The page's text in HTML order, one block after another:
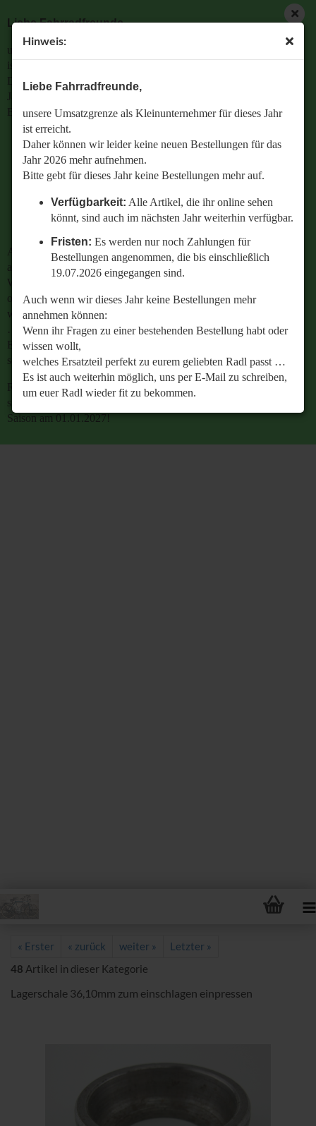
Hinweis:
Liebe Fahrradfreunde,
unsere Umsatzgrenze als Kleinunternehmer für dieses Jahr
ist erreicht.
Daher können wir leider keine neuen Bestellungen für das
Jahr 2026 mehr aufnehmen.
Bitte gebt für dieses Jahr keine Bestellungen mehr auf.
Verfügbarkeit: Alle Artikel, die ihr online sehen
könnt, sind auch im nächsten Jahr weiterhin verfügbar.
Fristen: Es werden nur noch Zahlungen für
Bestellungen angenommen, die bis einschließlich
19.07.2026 eingegangen sind.
Auch wenn wir dieses Jahr keine Bestellungen mehr
annehmen können:
Wenn ihr Fragen zu einer bestehenden Bestellung habt oder
wissen wollt,
welches Ersatzteil perfekt zu eurem geliebten Radl passt …
Es ist auch weiterhin möglich, uns per E-Mail zu schreiben,
um euer Radl wieder fit zu bekommen.
Retrobike wünscht euch eine gesunde Radlzeit und freut
Liebe Fahrradfreunde,
unsere Umsatzgrenze als Kleinunternehmer für dieses Jahr
ist erreicht.
Daher können wir leider keine neuen Bestellungen für das
Jahr 2026 mehr aufnehmen.
Bitte gebt für dieses Jahr keine Bestellungen mehr auf.
Verfügbarkeit: Alle Artikel, die ihr online sehen
könnt, sind auch im nächsten Jahr weiterhin
verfügbar.
Bestellungen angenommen, die bis einschließlich
19.07.2026 eingegangen sind.
Auch wenn wir dieses Jahr keine Bestellungen mehr
annehmen können:
Wenn ihr Fragen zu einer bestehenden Bestellung habt
oder wissen wollt,
welches Ersatzteil perfekt zu eurem geliebten Radl passt
…
Es ist auch weiterhin möglich, uns per E-Mail zu
schreiben, um euer Radl wieder fit zu bekommen.
Retrobike wünscht euch eine gesunde Radlzeit und freut
sich schon jetzt auf den gemeinsamen Start in die neue
Saison am 01.01.2027!
« Erster « zurück weiter »
Letzter »
48 Artikel in dieser Kategorie
Lagerschale 36,10mm zum einschlagen einpressen